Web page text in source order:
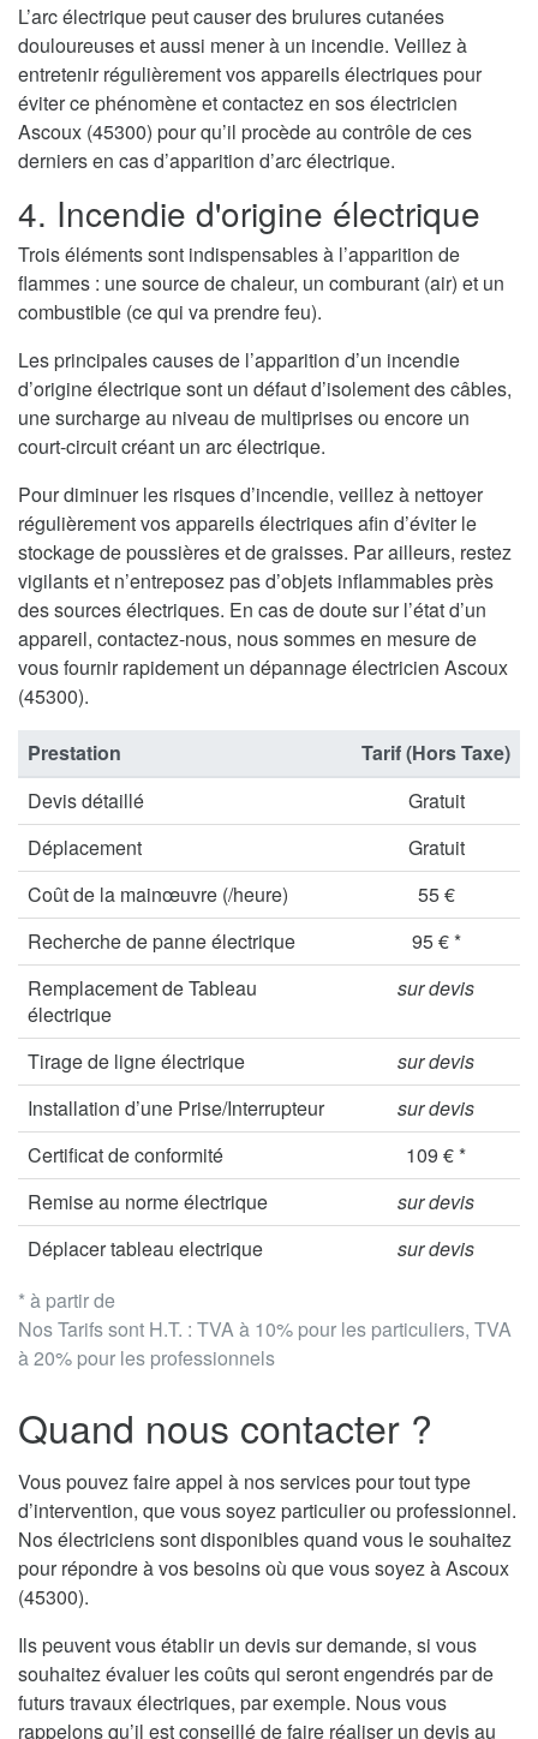
L’arc électrique peut causer des brulures cutanées
douloureuses et aussi mener à un incendie. Veillez à
entretenir régulièrement vos appareils électriques pour
éviter ce phénomène et contactez en sos électricien
Ascoux (45300) pour qu’il procède au contrôle de ces
derniers en cas d’apparition d’arc électrique.
4. Incendie d'origine électrique
Trois éléments sont indispensables à l’apparition de
flammes : une source de chaleur, un comburant (air) et un
combustible (ce qui va prendre feu).
Les principales causes de l’apparition d’un incendie
d’origine électrique sont un défaut d’isolement des câbles,
une surcharge au niveau de multiprises ou encore un
court-circuit créant un arc électrique.
Pour diminuer les risques d’incendie, veillez à nettoyer
régulièrement vos appareils électriques afin d’éviter le
stockage de poussières et de graisses. Par ailleurs, restez
vigilants et n’entreposez pas d’objets inflammables près
des sources électriques. En cas de doute sur l’état d’un
appareil, contactez-nous, nous sommes en mesure de
vous fournir rapidement un dépannage électricien Ascoux
(45300).
* à partir de
Nos Tarifs sont H.T. : TVA à 10% pour les particuliers, TVA
à 20% pour les professionnels
Prestation
Tarif (Hors Taxe)
Devis détaillé
Gratuit
Déplacement
Gratuit
Coût de la mainœuvre (/heure)
55 €
Recherche de panne électrique
95 € *
Remplacement de Tableau
électrique
sur devis
Tirage de ligne électrique
sur devis
Installation d’une Prise/Interrupteur
sur devis
Certificat de conformité
109 € *
Remise au norme électrique
sur devis
Déplacer tableau electrique
sur devis
Quand nous contacter ?
Vous pouvez faire appel à nos services pour tout type
d’intervention, que vous soyez particulier ou professionnel.
Nos électriciens sont disponibles quand vous le souhaitez
pour répondre à vos besoins où que vous soyez à Ascoux
(45300).
Ils peuvent vous établir un devis sur demande, si vous
souhaitez évaluer les coûts qui seront engendrés par de
futurs travaux électriques, par exemple. Nous vous
rappelons qu’il est conseillé de faire réaliser un devis au